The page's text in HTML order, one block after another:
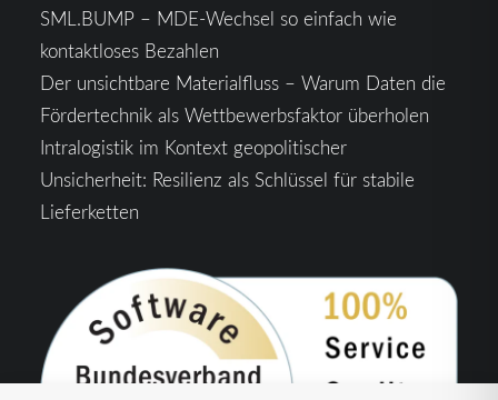
SML.BUMP – MDE-Wechsel so einfach wie
kontaktloses Bezahlen
Der unsichtbare Materialfluss – Warum Daten die
Fördertechnik als Wettbewerbsfaktor überholen
Intralogistik im Kontext geopolitischer
Unsicherheit: Resilienz als Schlüssel für stabile
Lieferketten